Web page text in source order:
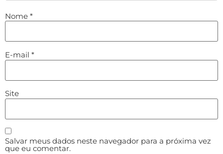
Nome *
E-mail *
Site
Salvar meus dados neste navegador para a próxima vez
que eu comentar.